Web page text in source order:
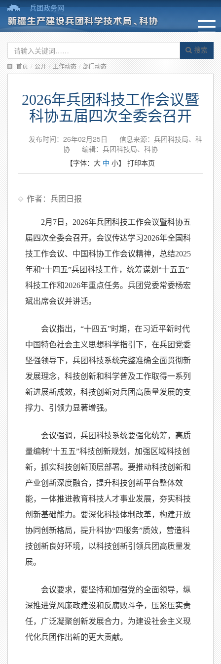
兵团政务网
搜索
首页 / 公开 / 工作动态 / 部门动态
2026年兵团科技工作会议暨
科协五届四次全委会召开
发布时间：26年02月25日
信息来源：兵团科技局、科
协
编辑：兵团科技局、科协
【字体： 大 中 小】 打印本页
作者：兵团日报
2月7日，2026年兵团科技工作会议暨科协五
届四次全委会召开。会议传达学习2026年全国科
技工作会议、中国科协工作会议精神，总结2025
年和“十四五”兵团科技工作，统筹谋划“十五五”
科技工作和2026年重点任务。兵团党委常委杨宏
斌出席会议并讲话。
会议指出，“十四五”时期，在习近平新时代
中国特色社会主义思想科学指引下，在兵团党委
坚强领导下，兵团科技系统完整准确全面贯彻新
发展理念，科技创新和科学普及工作取得一系列
新进展新成效，科技创新对兵团高质量发展的支
撑力、引领力显著增强。
会议强调，兵团科技系统要强化统筹，高质
量编制“十五五”科技创新规划，加强区域科技创
新，抓实科技创新顶层部署。要推动科技创新和
产业创新深度融合，提升科技创新平台整体效
能，一体推进教育科技人才事业发展，夯实科技
创新基础能力。要深化科技体制改革，构建开放
协同创新格局，提升科协“四服务”质效，营造科
技创新良好环境，以科技创新引领兵团高质量发
展。
会议要求，要坚持和加强党的全面领导，纵
深推进党风廉政建设和反腐败斗争，压紧压实责
任，广泛凝聚创新发展合力，为建设社会主义现
代化兵团作出新的更大贡献。